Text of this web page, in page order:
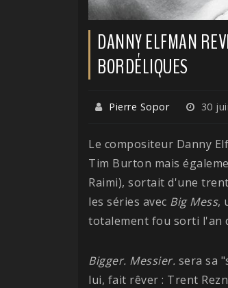
DANNY ELFMAN
BORDÉLIQUES
Pierre Sopor 30
Le compositeur Danny
Tim Burton mais
Raimi), sortait d'une
les séries avec Big Mess,
totalement fou sorti l'an
Bigger. Messier. sera sa
lui, fait rêver : Trent